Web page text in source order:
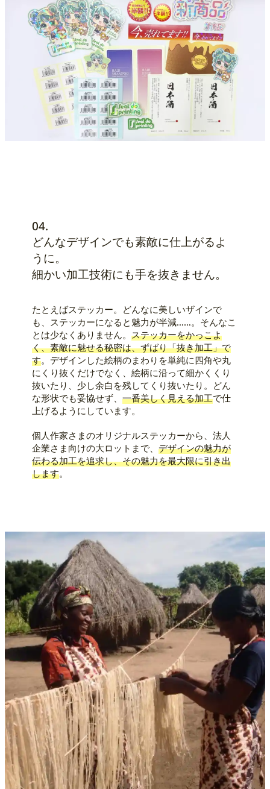
04.
どんなデザインでも素敵に仕上がるよ
うに。
細かい加工技術にも手を抜きません。
たとえばステッカー。どんなに美しいザインで
も、ステッカーになると魅力が半減……。そんなこ
とは少なくありません。ステッカーをかっこよ
く、素敵に魅せる秘密は、ずばり「抜き加工」で
す。デザインした絵柄のまわりを単純に四角や丸
にくり抜くだけでなく、絵柄に沿って細かくくり
抜いたり、少し余白を残してくり抜いたり。どん
な形状でも妥協せず、一番美しく見える加工で仕
上げるようにしています。
個人作家さまのオリジナルステッカーから、法人
企業さま向けの大ロットまで、デザインの魅力が
伝わる加工を追求し、その魅力を最大限に引き出
します。